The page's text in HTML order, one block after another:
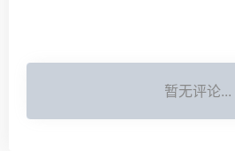
暂无评论...